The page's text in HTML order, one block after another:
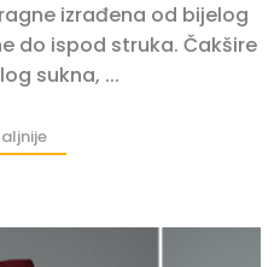
izrađena od bijelog
do ispod struka. Čakšire
sukna, ...